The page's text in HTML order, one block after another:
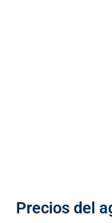
Precios del